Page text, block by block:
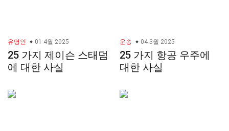
유명인 01 4월 2025
25 가지 제이슨 스태덤
에 대한 사실
운송 04 3월 2025
25 가지 항공 우주에
대한 사실